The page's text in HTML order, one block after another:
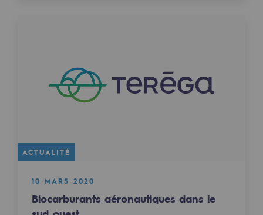
Territorial
Engagements auprès des territoires
Social
Notre investissement dans les
Inclusion
ACTUALITÉ
10 MARS 2020
Biocarburants aéronautiques dans le